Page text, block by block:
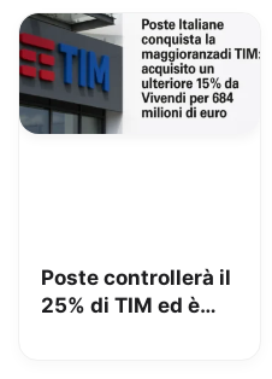
Poste controllerà il
25% di TIM ed è